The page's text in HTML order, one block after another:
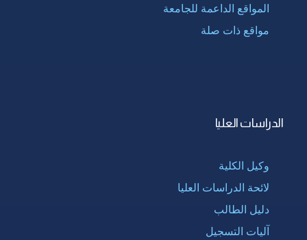
المواقع الداعمة للجامعة
مواقع ذات صلة
الدراسات العليا
وكيل الكلية
لائحة الدراسات العليا
دليل الطالب
آليات التسجيل